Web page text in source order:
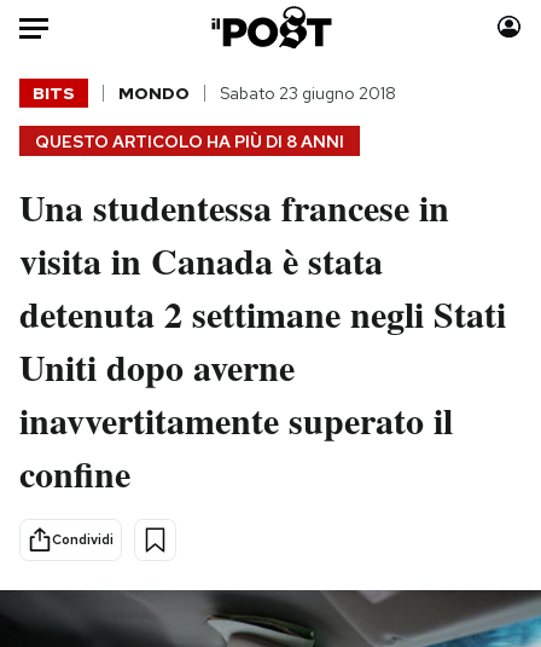
Auto
HOME
Italia
Politica
Tecnologia
Scienza
Sport
Moda
Consumismi
Storie/Idee
Ok Boomer!
Altrecose
PODCAST
QUESTO ARTICOLO HA PIÙ DI 8 ANNI
BITS MONDO Sabato 23 giugno 2018
Una studentessa francese in
visita in Canada è stata
detenuta 2 settimane negli Stati
Uniti dopo averne
inavvertitamente superato il
confine
Condividi